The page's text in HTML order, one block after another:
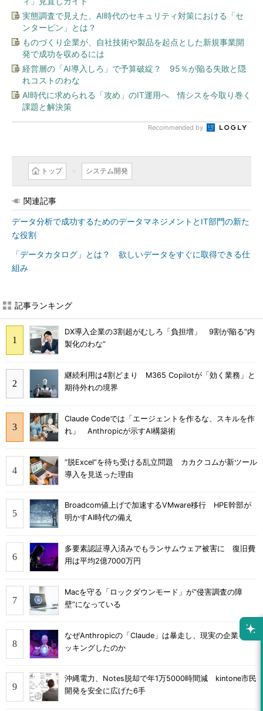
実態調査で見えた、AI時代のセキュリティ対策における「セ
ンターピン」とは？
ものづくり企業が、自社技術や製品を起点とした新規事業開
発で成功を収めるには
経営層の「AI導入しろ」で予算破綻？ 95％が陥る失敗と隠
れコストのわな
AI時代に求められる「攻め」のIT運用へ 情シスを今取り巻く
課題と解決策
Recommended by
トップ システム開発
関連記事
データ分析で成功するためのデータマネジメントとIT部門の新た
な役割
「データカタログ」とは？ 欲しいデータをすぐに取得できる仕
組み
記事ランキング
DX導入企業の3割超がむしろ「負担増」 9割が陥る“内
製化のわな”
継続利用は4割どまり M365 Copilotが「効く業務」と
期待外れの境界
Claude Codeでは「エージェントを作るな、スキルを作
れ」 Anthropicが示すAI構築術
“脱Excel”を待ち受ける乱立問題 カカクコムが新ツール
導入を見送った理由
Broadcom値上げで加速するVMware移行 HPE幹部が
明かすAI時代の備え
多要素認証導入済みでもランサムウェア被害に 復旧費
用は平均2億7000万円
Macを守る「ロックダウンモード」が“侵害調査の障
壁”になっている
なぜAnthropicの「Claude」は暴走し、現実の企業をハ
ッキングしたのか
沖縄電力、Notes脱却で年1万5000時間減 kintone市民
開発を安全に広げた6手